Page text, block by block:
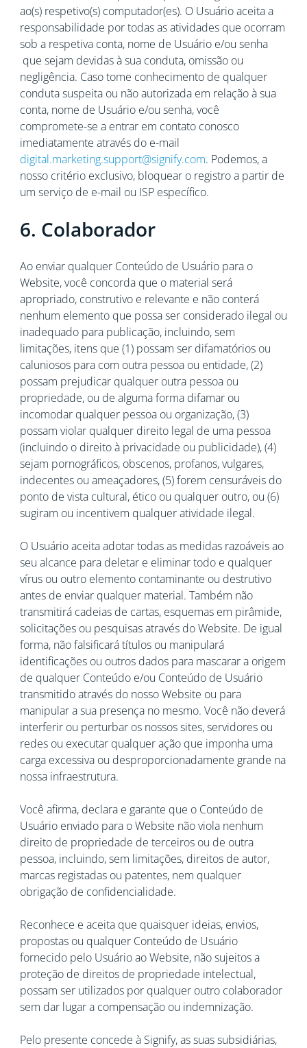
ao(s) respetivo(s) computador(es). O Usuário aceita a
responsabilidade por todas as atividades que ocorram
sob a respetiva conta, nome de Usuário e/ou senha
que sejam devidas à sua conduta, omissão ou
negligência. Caso tome conhecimento de qualquer
conduta suspeita ou não autorizada em relação à sua
conta, nome de Usuário e/ou senha, você
compromete-se a entrar em contato conosco
imediatamente através do e-mail
digital.marketing.support@signify.com. Podemos, a
nosso critério exclusivo, bloquear o registro a partir de
um serviço de e-mail ou ISP específico.
6. Colaborador
Ao enviar qualquer Conteúdo de Usuário para o
Website, você concorda que o material será
apropriado, construtivo e relevante e não conterá
nenhum elemento que possa ser considerado ilegal ou
inadequado para publicação, incluindo, sem
limitações, itens que (1) possam ser difamatórios ou
caluniosos para com outra pessoa ou entidade, (2)
possam prejudicar qualquer outra pessoa ou
propriedade, ou de alguma forma difamar ou
incomodar qualquer pessoa ou organização, (3)
possam violar qualquer direito legal de uma pessoa
(incluindo o direito à privacidade ou publicidade), (4)
sejam pornográficos, obscenos, profanos, vulgares,
indecentes ou ameaçadores, (5) forem censuráveis do
ponto de vista cultural, ético ou qualquer outro, ou (6)
sugiram ou incentivem qualquer atividade ilegal.
O Usuário aceita adotar todas as medidas razoáveis ao
seu alcance para deletar e eliminar todo e qualquer
vírus ou outro elemento contaminante ou destrutivo
antes de enviar qualquer material. Também não
transmitirá cadeias de cartas, esquemas em pirâmide,
solicitações ou pesquisas através do Website. De igual
forma, não falsificará títulos ou manipulará
identificações ou outros dados para mascarar a origem
de qualquer Conteúdo e/ou Conteúdo de Usuário
transmitido através do nosso Website ou para
manipular a sua presença no mesmo. Você não deverá
interferir ou perturbar os nossos sites, servidores ou
redes ou executar qualquer ação que imponha uma
carga excessiva ou desproporcionadamente grande na
nossa infraestrutura.
Você afirma, declara e garante que o Conteúdo de
Usuário enviado para o Website não viola nenhum
direito de propriedade de terceiros ou de outra
pessoa, incluindo, sem limitações, direitos de autor,
marcas registadas ou patentes, nem qualquer
obrigação de confidencialidade.
Reconhece e aceita que quaisquer ideias, envios,
propostas ou qualquer Conteúdo de Usuário
fornecido pelo Usuário ao Website, não sujeitos a
proteção de direitos de propriedade intelectual,
possam ser utilizados por qualquer outro colaborador
sem dar lugar a compensação ou indemnização.
Pelo presente concede à Signify, as suas subsidiárias,